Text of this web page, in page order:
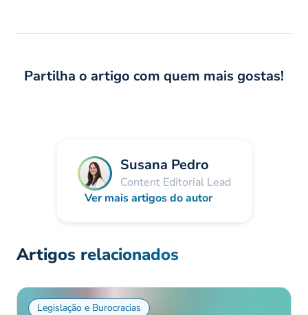
Partilha o artigo com quem mais gostas!
Susana Pedro
Content Editorial Lead
Ver mais artigos do autor
Artigos relacionados
Legislação e Burocracias